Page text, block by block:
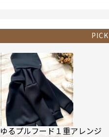
ゆるプルフード１重アレンジ